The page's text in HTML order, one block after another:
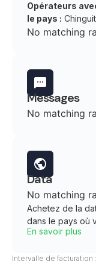
Opérateurs
le pays :
No matching
Messages
No matching
Data
No matching
Achetez de la
dans le pays où
En savoir plus
Intervalle de